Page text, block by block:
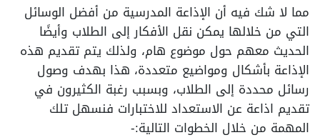
مما لا شك فيه أن الإذاعة المدرسية من أفضل الوسائل
التي من خلالها يمكن نقل الأفكار إلى الطلاب وأيضًا
الحديث معهم حول موضوع هام، ولذلك يتم تقديم هذه
الإذاعة بأشكال ومواضيع متعددة، هذا بهدف وصول
رسائل محددة إلى الطلاب، وبسبب رغبة الكثيرون في
تقديم اذاعة عن الاستعداد للاختبارات فنسهل تلك
المهمة من خلال الخطوات التالية:-